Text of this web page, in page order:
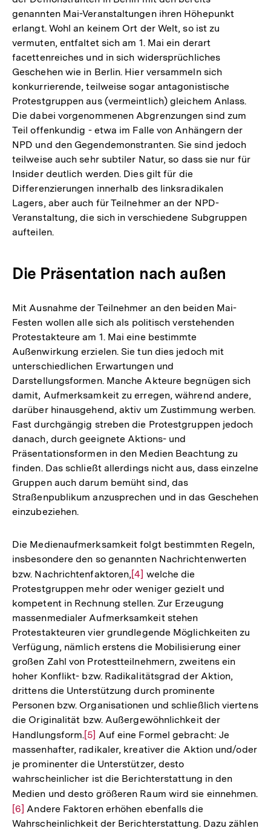
genannten Mai-Veranstaltungen ihren Höhepunkt
erlangt. Wohl an keinem Ort der Welt, so ist zu
vermuten, entfaltet sich am 1. Mai ein derart
facettenreiches und in sich widersprüchliches
Geschehen wie in Berlin. Hier versammeln sich
konkurrierende, teilweise sogar antagonistische
Protestgruppen aus (vermeintlich) gleichem Anlass.
Die dabei vorgenommenen Abgrenzungen sind zum
Teil offenkundig - etwa im Falle von Anhängern der
NPD und den Gegendemonstranten. Sie sind jedoch
teilweise auch sehr subtiler Natur, so dass sie nur für
Insider deutlich werden. Dies gilt für die
Differenzierungen innerhalb des linksradikalen
Lagers, aber auch für Teilnehmer an der NPD-
Veranstaltung, die sich in verschiedene Subgruppen
aufteilen.
Die Präsentation nach außen
Mit Ausnahme der Teilnehmer an den beiden Mai-
Festen wollen alle sich als politisch verstehenden
Protestakteure am 1. Mai eine bestimmte
Außenwirkung erzielen. Sie tun dies jedoch mit
unterschiedlichen Erwartungen und
Darstellungsformen. Manche Akteure begnügen sich
damit, Aufmerksamkeit zu erregen, während andere,
darüber hinausgehend, aktiv um Zustimmung werben.
Fast durchgängig streben die Protestgruppen jedoch
danach, durch geeignete Aktions- und
Präsentationsformen in den Medien Beachtung zu
finden. Das schließt allerdings nicht aus, dass einzelne
Gruppen auch darum bemüht sind, das
Straßenpublikum anzusprechen und in das Geschehen
einzubeziehen.
Die Medienaufmerksamkeit folgt bestimmten Regeln,
insbesondere den so genannten Nachrichtenwerten
bzw. Nachrichtenfaktoren,Zur
Auflösung
der
Fußnote
[4] welche die
Protestgruppen mehr oder weniger gezielt und
kompetent in Rechnung stellen. Zur Erzeugung
massenmedialer Aufmerksamkeit stehen
Protestakteuren vier grundlegende Möglichkeiten zu
Verfügung, nämlich erstens die Mobilisierung einer
großen Zahl von Protestteilnehmern, zweitens ein
hoher Konflikt- bzw. Radikalitätsgrad der Aktion,
drittens die Unterstützung durch prominente
Personen bzw. Organisationen und schließlich viertens
die Originalität bzw. Außergewöhnlichkeit der
Handlungsform.Zur
Auflösung
der
Fußnote
[5] Auf eine Formel gebracht: Je
massenhafter, radikaler, kreativer die Aktion und/oder
je prominenter die Unterstützer, desto
wahrscheinlicher ist die Berichterstattung in den
Medien und desto größeren Raum wird sie einnehmen.
[6] Andere Faktoren erhöhen ebenfalls die
Wahrscheinlichkeit der Berichterstattung. Dazu zählen